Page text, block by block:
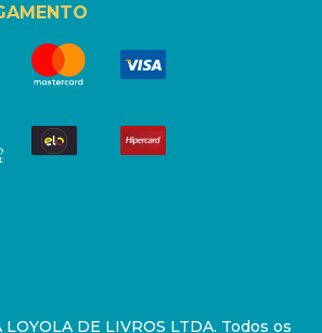
DE LIVROS LTDA. Todos os